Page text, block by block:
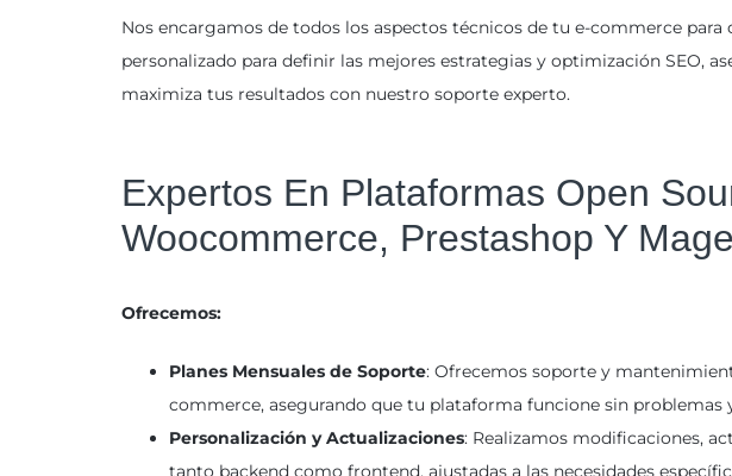
Nos encargamos de todos los aspectos técnicos de tu e-commerce
personalizado para definir las mejores estrategias y optimización SEO,
maximiza tus resultados con nuestro soporte experto.
Expertos En Plataformas Open
Woocommerce, Prestashop Y
Ofrecemos:
Planes Mensuales de Soporte: Ofrecemos soporte y
commerce, asegurando que tu plataforma funcione sin problemas
Personalización y Actualizaciones: Realizamos modificaciones,
tanto backend como frontend, ajustadas a las necesidades